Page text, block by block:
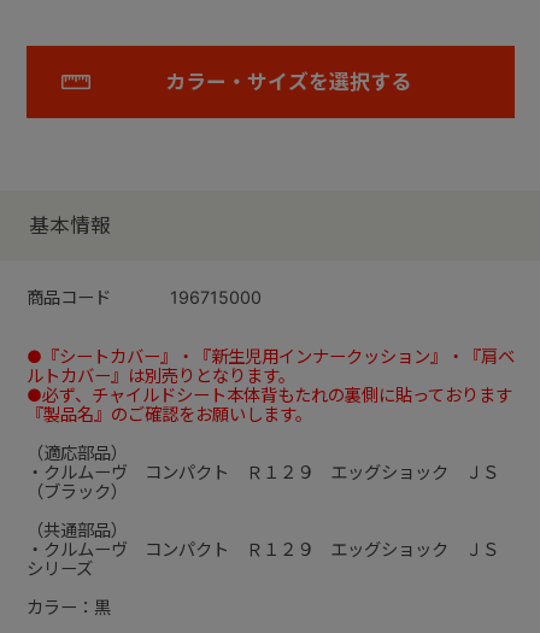
カラー・サイズを選択する
基本情報
商品コード 196715000
●『シートカバー』・『新生児用インナークッション』・『肩ベ
ルトカバー』は別売りとなります。
●必ず、チャイルドシート本体背もたれの裏側に貼っております
『製品名』のご確認をお願いします。
（適応部品）
・クルムーヴ コンパクト Ｒ１２９ エッグショック ＪＳ
（ブラック）
（共通部品）
・クルムーヴ コンパクト Ｒ１２９ エッグショック ＪＳ
シリーズ
カラー：黒